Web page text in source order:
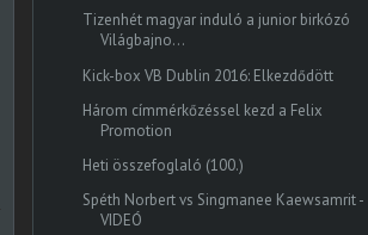
Tizenhét magyar induló a junior birkózó
Világbajno...
Kick-box VB Dublin 2016: Elkezdődött
Három címmérkőzéssel kezd a Felix
Promotion
Heti összefoglaló (100.)
Spéth Norbert vs Singmanee Kaewsamrit -
VIDEÓ